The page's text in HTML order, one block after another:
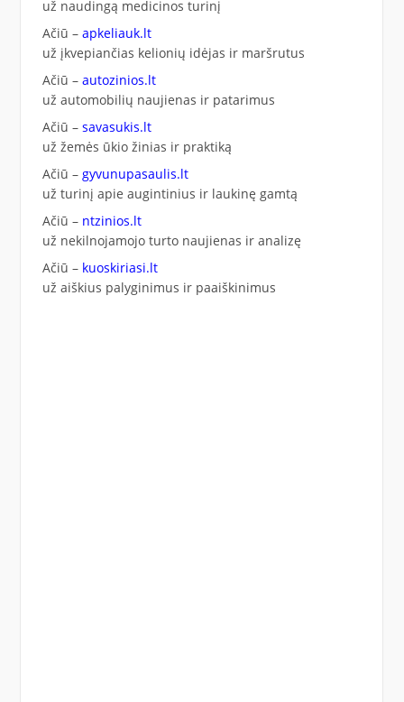
už naudingą medicinos turinį
Ačiū – apkeliauk.lt
už įkvepiančias kelionių idėjas ir maršrutus
Ačiū – autozinios.lt
už automobilių naujienas ir patarimus
Ačiū – savasukis.lt
už žemės ūkio žinias ir praktiką
Ačiū – gyvunupasaulis.lt
už turinį apie augintinius ir laukinę gamtą
Ačiū – ntzinios.lt
už nekilnojamojo turto naujienas ir analizę
Ačiū – kuoskiriasi.lt
už aiškius palyginimus ir paaiškinimus